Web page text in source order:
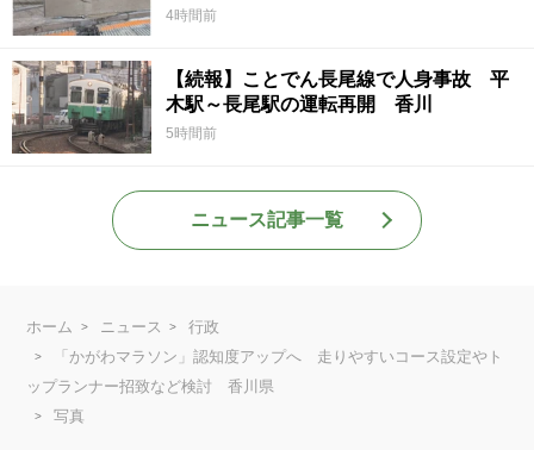
4時間前
【続報】ことでん長尾線で人身事故 平
木駅～長尾駅の運転再開 香川
5時間前
ニュース記事一覧
ホーム ニュース
行政
「かがわマラソン」認知度アップへ 走りやすいコース設定やト
ップランナー招致など検討 香川県
写真